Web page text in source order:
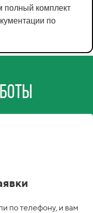
полный комплект
по
по телефону, и вам